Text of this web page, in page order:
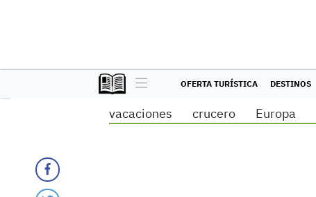
OFERTA TURÍSTICA DESTINOS
vacaciones crucero Europa